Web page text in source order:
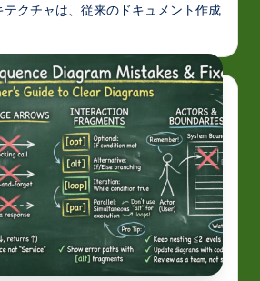
テクチャは、従来のドキュメント作成